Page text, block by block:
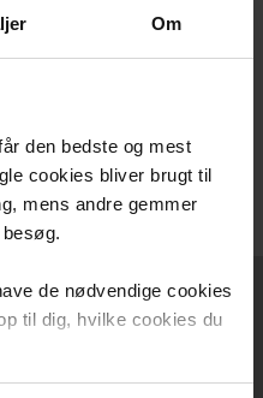
Om
den bedste og mest
cookies bliver brugt til
mens andre gemmer
de nødvendige cookies
til dig, hvilke cookies du